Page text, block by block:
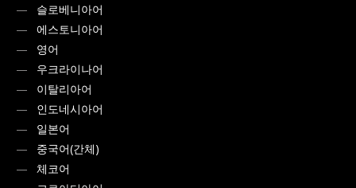
슬로베니아어
에스토니아어
영어
우크라이나어
이탈리아어
인도네시아어
일본어
중국어(간체)
체코어